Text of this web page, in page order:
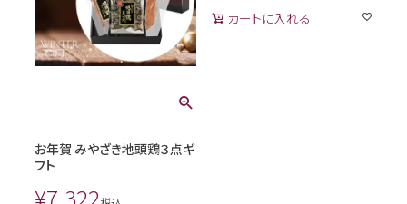
お年賀 みやざき地頭鶏３点ギ
フト
¥7,322
カートに入れる